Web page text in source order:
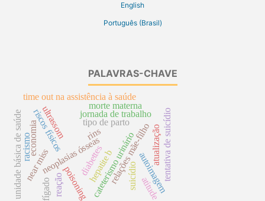
English
Português (Brasil)
PALAVRAS-CHAVE
hepatite b
neoplasias ósseas
poisoning
ultrassom
cateterismo urinário
near miss
time out na assistência à saúde
jornada de trabalho
relações mãe-filho
riscos físicos
unidade básica de saúde autoimagem
morte materna
economia
suicídio tentativa de suicídio
reação
diabettes
fígado
rins
racismo atualização
tipo de parto
atitude